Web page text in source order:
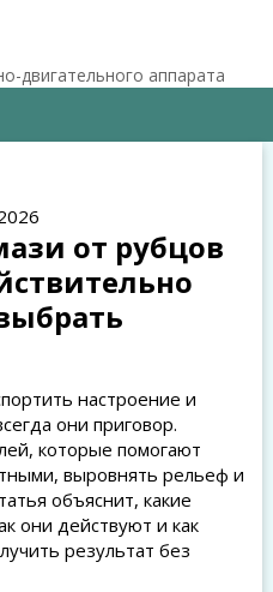
двигательного аппарата
от рубцов
настроение и
они приговор.
которые помогают
выровнять рельеф и
объяснит, какие
они действуют и как
результат без